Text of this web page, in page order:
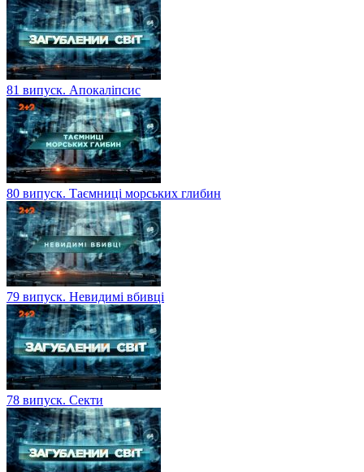
81 випуск. Апокаліпсис
80 випуск. Таємниці морських глибин
79 випуск. Невидимі вбивці
78 випуск. Секти